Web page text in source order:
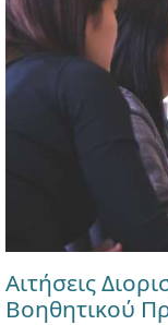
Αιτήσεις
Βοηθητικού